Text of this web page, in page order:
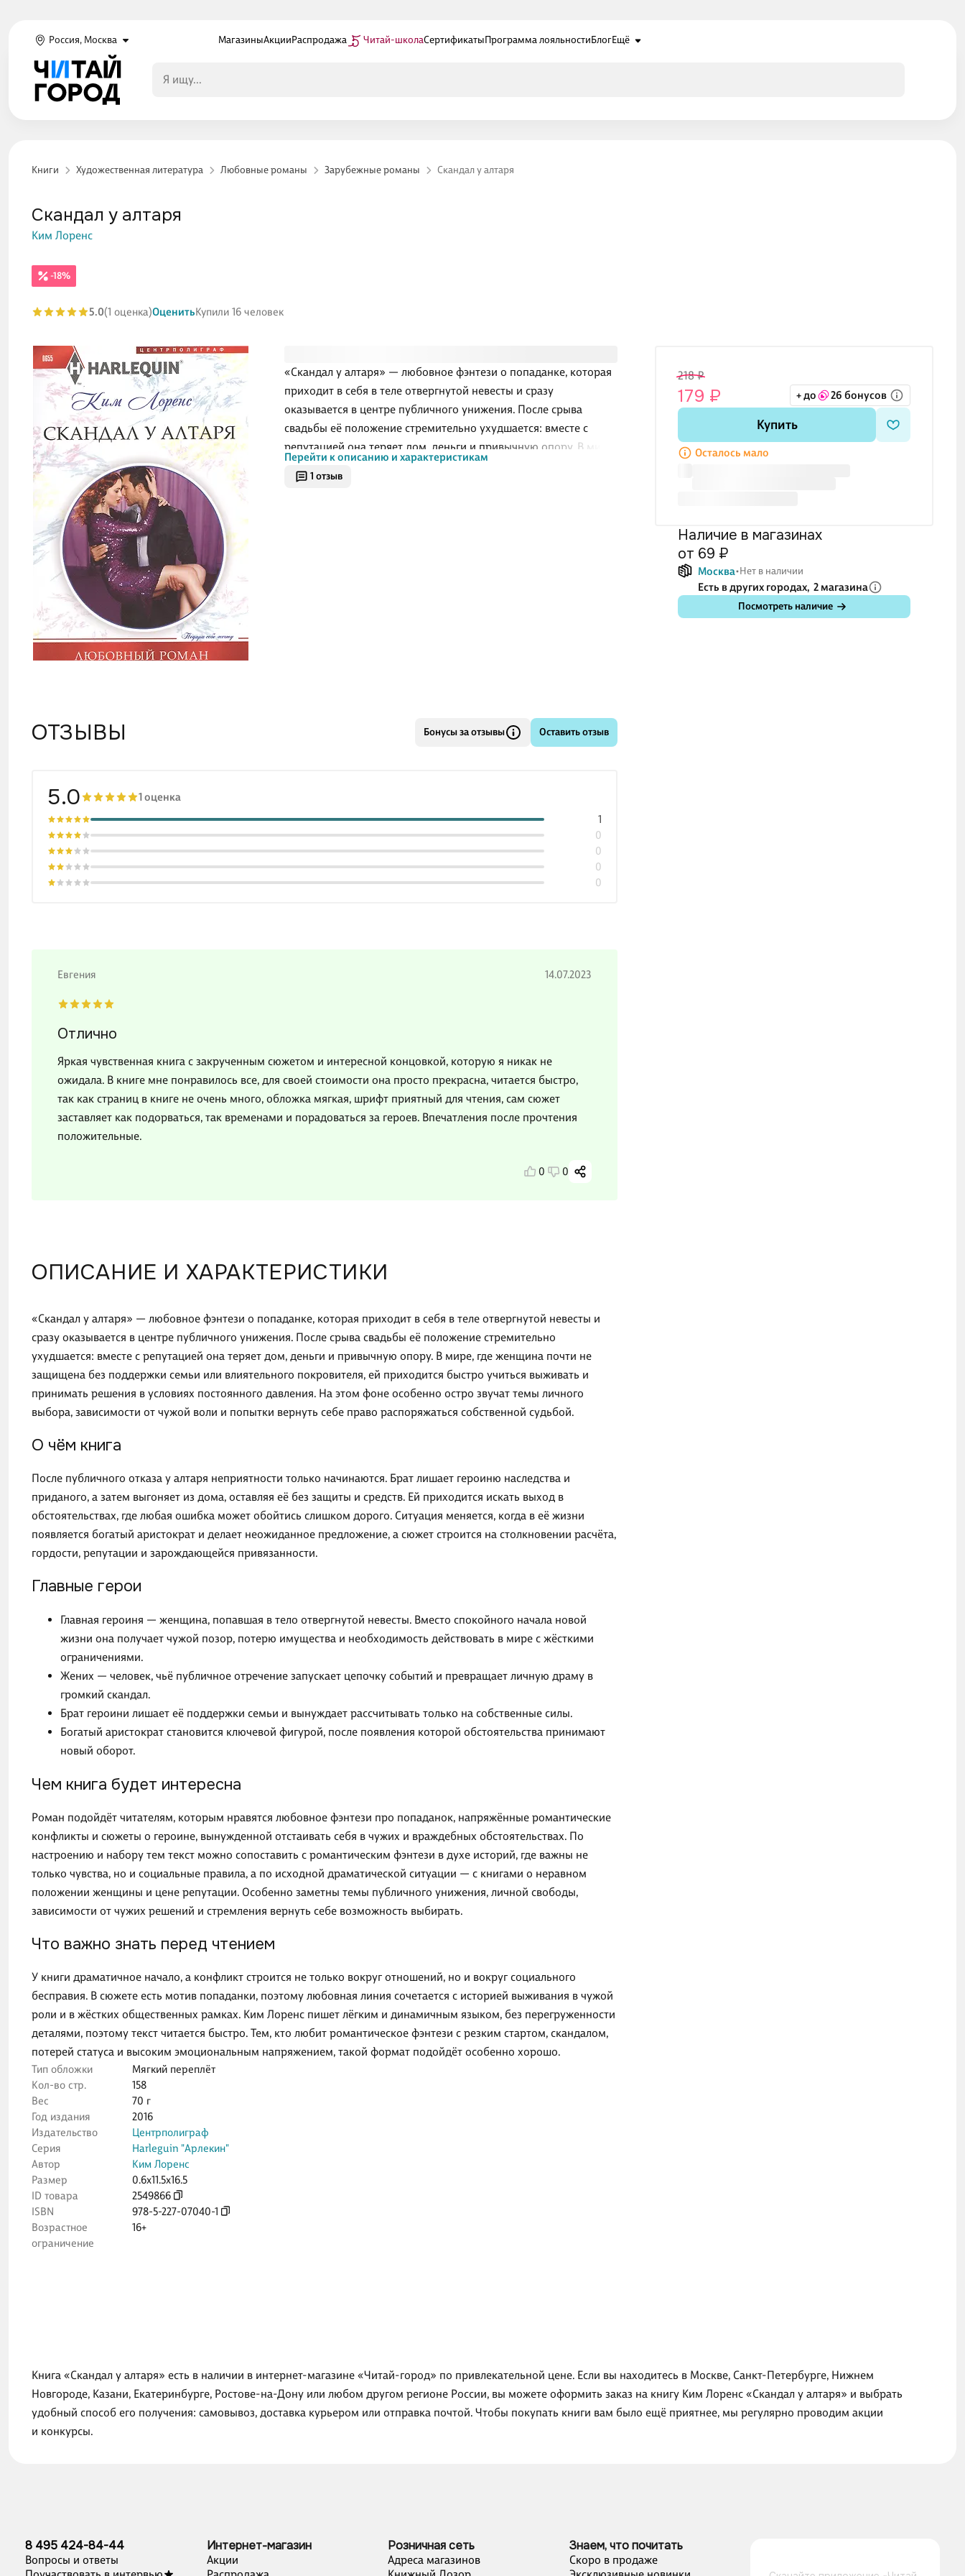
Россия, Москва МагазиныАкцииРаспродажа Читай-школаСертификатыПрограмма лояльностиБлогЕщё
Книги Художественная литература Любовные романы Зарубежные романы Скандал у алтаря
1 отзыв
«Скандал у алтаря» — любовное фэнтези о попаданке, которая
приходит в себя в теле отвергнутой невесты и сразу
оказывается в центре публичного унижения. После срыва
свадьбы её положение стремительно ухудшается: вместе с
репутацией она теряет дом, деньги и привычную опору. В мире,
где женщина почти не защищена без поддержки семьи или
влиятельного покровителя, ей приходится быстро учиться
Перейти к описанию и характеристикам
-18%
Скандал у алтаря
Ким Лоренс
5.0(1 оценка)ОценитьКупили 16 человек
218 ₽
179 ₽ + до 26 бонусов
Купить
Осталось мало
Наличие в магазинах
от 69 ₽
Москва Нет в наличии
Есть в других городах, 2 магазина
Посмотреть наличие
ОПИСАНИЕ И ХАРАКТЕРИСТИКИ
«Скандал у алтаря» — любовное фэнтези о попаданке, которая приходит в себя в теле отвергнутой невесты и
сразу оказывается в центре публичного унижения. После срыва свадьбы её положение стремительно
ухудшается: вместе с репутацией она теряет дом, деньги и привычную опору. В мире, где женщина почти не
защищена без поддержки семьи или влиятельного покровителя, ей приходится быстро учиться выживать и
принимать решения в условиях постоянного давления. На этом фоне особенно остро звучат темы личного
выбора, зависимости от чужой воли и попытки вернуть себе право распоряжаться собственной судьбой.
О чём книга
После публичного отказа у алтаря неприятности только начинаются. Брат лишает героиню наследства и
приданого, а затем выгоняет из дома, оставляя её без защиты и средств. Ей приходится искать выход в
обстоятельствах, где любая ошибка может обойтись слишком дорого. Ситуация меняется, когда в её жизни
появляется богатый аристократ и делает неожиданное предложение, а сюжет строится на столкновении расчёта,
гордости, репутации и зарождающейся привязанности.
Главные герои
Главная героиня — женщина, попавшая в тело отвергнутой невесты. Вместо спокойного начала новой
жизни она получает чужой позор, потерю имущества и необходимость действовать в мире с жёсткими
ограничениями.
Жених — человек, чьё публичное отречение запускает цепочку событий и превращает личную драму в
громкий скандал.
Брат героини лишает её поддержки семьи и вынуждает рассчитывать только на собственные силы.
Богатый аристократ становится ключевой фигурой, после появления которой обстоятельства принимают
новый оборот.
Чем книга будет интересна
Роман подойдёт читателям, которым нравятся любовное фэнтези про попаданок, напряжённые романтические
конфликты и сюжеты о героине, вынужденной отстаивать себя в чужих и враждебных обстоятельствах. По
настроению и набору тем текст можно сопоставить с романтическим фэнтези в духе историй, где важны не
только чувства, но и социальные правила, а по исходной драматической ситуации — с книгами о неравном
положении женщины и цене репутации. Особенно заметны темы публичного унижения, личной свободы,
зависимости от чужих решений и стремления вернуть себе возможность выбирать.
Что важно знать перед чтением
У книги драматичное начало, а конфликт строится не только вокруг отношений, но и вокруг социального
бесправия. В сюжете есть мотив попаданки, поэтому любовная линия сочетается с историей выживания в чужой
роли и в жёстких общественных рамках. Ким Лоренс пишет лёгким и динамичным языком, без перегруженности
деталями, поэтому текст читается быстро. Тем, кто любит романтическое фэнтези с резким стартом, скандалом,
потерей статуса и высоким эмоциональным напряжением, такой формат подойдёт особенно хорошо.
Тип обложки
Мягкий переплёт
Кол-во стр.
158
Вес
70 г
Год издания
2016
Издательство
Центрполиграф
Серия
Harleguin "Арлекин"
Автор
Ким Лоренс
Размер
0.6x11.5x16.5
ID товара
2549866
ISBN
978-5-227-07040-1
Возрастное
ограничение
16+
ОТЗЫВЫ Бонусы за отзывы Оставить отзыв
5.0 1 оценка
0
0
0
0
1
Евгения 14.07.2023
Отлично
Яркая чувственная книга с закрученным сюжетом и интересной концовкой, которую я никак не
ожидала. В книге мне понравилось все, для своей стоимости она просто прекрасна, читается быстро,
так как страниц в книге не очень много, обложка мягкая, шрифт приятный для чтения, сам сюжет
заставляет как подорваться, так временами и порадоваться за героев. Впечатления после прочтения
положительные.
0 0
Книга «Скандал у алтаря» есть в наличии в интернет-магазине «Читай-город» по привлекательной цене. Если вы находитесь в Москве, Санкт-Петербурге, Нижнем
Новгороде, Казани, Екатеринбурге, Ростове-на-Дону или любом другом регионе России, вы можете оформить заказ на книгу Ким Лоренс «Скандал у алтаря» и выбрать
удобный способ его получения: самовывоз, доставка курьером или отправка почтой. Чтобы покупать книги вам было ещё приятнее, мы регулярно проводим акции
и конкурсы.
8 495 424-84-44
Вопросы и ответы
Интернет-магазин
Акции
Розничная сеть
Адреса магазинов
Знаем, что почитать
Скоро в продаже